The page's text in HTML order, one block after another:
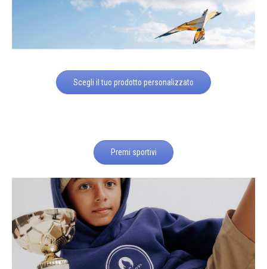
Scegli il tuo prodotto personalizzato
Premi sportivi